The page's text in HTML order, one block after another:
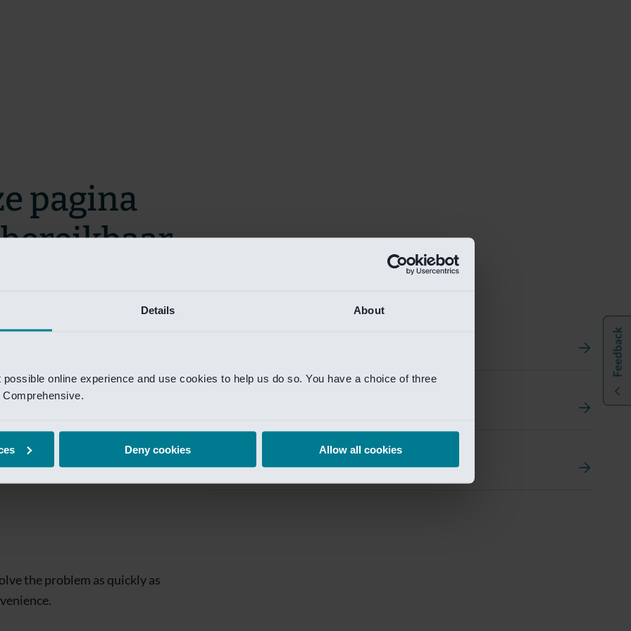
Details About
online experience and use cookies to help us do so. You have a choice of three
Deny cookies Allow all cookies
Van Lanschot Kempen Research
pagina
zo snel mogelijk te verhelpen.
te krijgen.
is
the problem as quickly as